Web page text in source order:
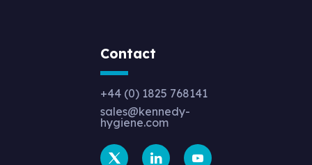
Contact
+44 (0) 1825 768141
sales@kennedy-
hygiene.com